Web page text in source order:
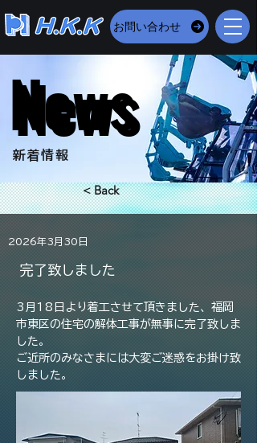
お問い合わせ
News
News
​新着情報
< Back
2026年3月30日
完了致しました
3月18日より着工させて頂きました、福岡
市東区の住宅の解体工事が無事に完了致しま
した。
ご近所のみなさまには大変ご迷惑をお掛け致
しました。